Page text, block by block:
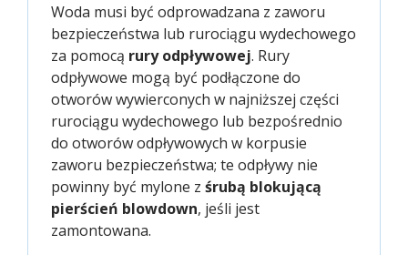
Woda musi być odprowadzana z zaworu
bezpieczeństwa lub rurociągu wydechowego
za pomocą rury odpływowej. Rury
odpływowe mogą być podłączone do
otworów wywierconych w najniższej części
rurociągu wydechowego lub bezpośrednio
do otworów odpływowych w korpusie
zaworu bezpieczeństwa; te odpływy nie
powinny być mylone z śrubą blokującą
pierścień blowdown, jeśli jest
zamontowana.